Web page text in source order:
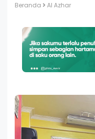
Beranda Al Azhar